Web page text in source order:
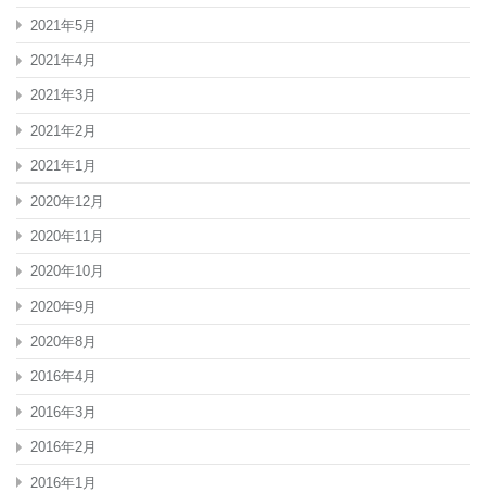
2021年5月
2021年4月
2021年3月
2021年2月
2021年1月
2020年12月
2020年11月
2020年10月
2020年9月
2020年8月
2016年4月
2016年3月
2016年2月
2016年1月